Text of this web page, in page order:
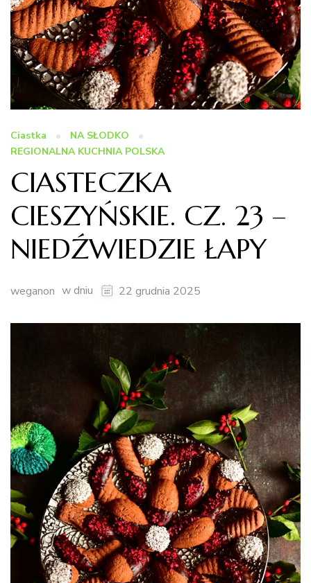
Ciastka
NA SŁODKO
REGIONALNA KUCHNIA POLSKA
CIASTECZKA
CIESZYŃSKIE. CZ. 23 –
NIEDŹWIEDZIE ŁAPY
weganon w dniu 22 grudnia 2025